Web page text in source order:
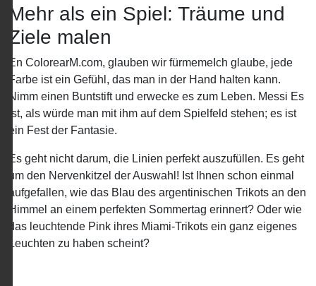
Mehr als ein Spiel: Träume und
Ziele malen
En ColorearM.com, glauben wir fürmemeIch glaube, jede
Farbe ist ein Gefühl, das man in der Hand halten kann.
Nimm einen Buntstift und erwecke es zum Leben. Messi Es
ist, als würde man mit ihm auf dem Spielfeld stehen; es ist
ein Fest der Fantasie.
Es geht nicht darum, die Linien perfekt auszufüllen. Es geht
um den Nervenkitzel der Auswahl! Ist Ihnen schon einmal
aufgefallen, wie das Blau des argentinischen Trikots an den
Himmel an einem perfekten Sommertag erinnert? Oder wie
das leuchtende Pink ihres Miami-Trikots ein ganz eigenes
Leuchten zu haben scheint?